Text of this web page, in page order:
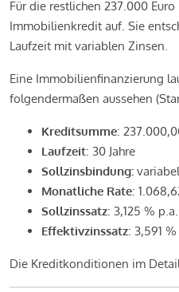
Für die restlichen 237.000
Immobilienkredit auf. Sie
Laufzeit mit variablen Zinsen.
Eine Immobilienfinanzierung
folgendermaßen aussehen
Kreditsumme:
Laufzeit: 30 Jahre
Sollzinsbindung: variabel
Monatliche Rate:
Sollzinssatz: 3,125 % p.a.
Effektivzinssatz: 3,591
Die Kreditkonditionen im